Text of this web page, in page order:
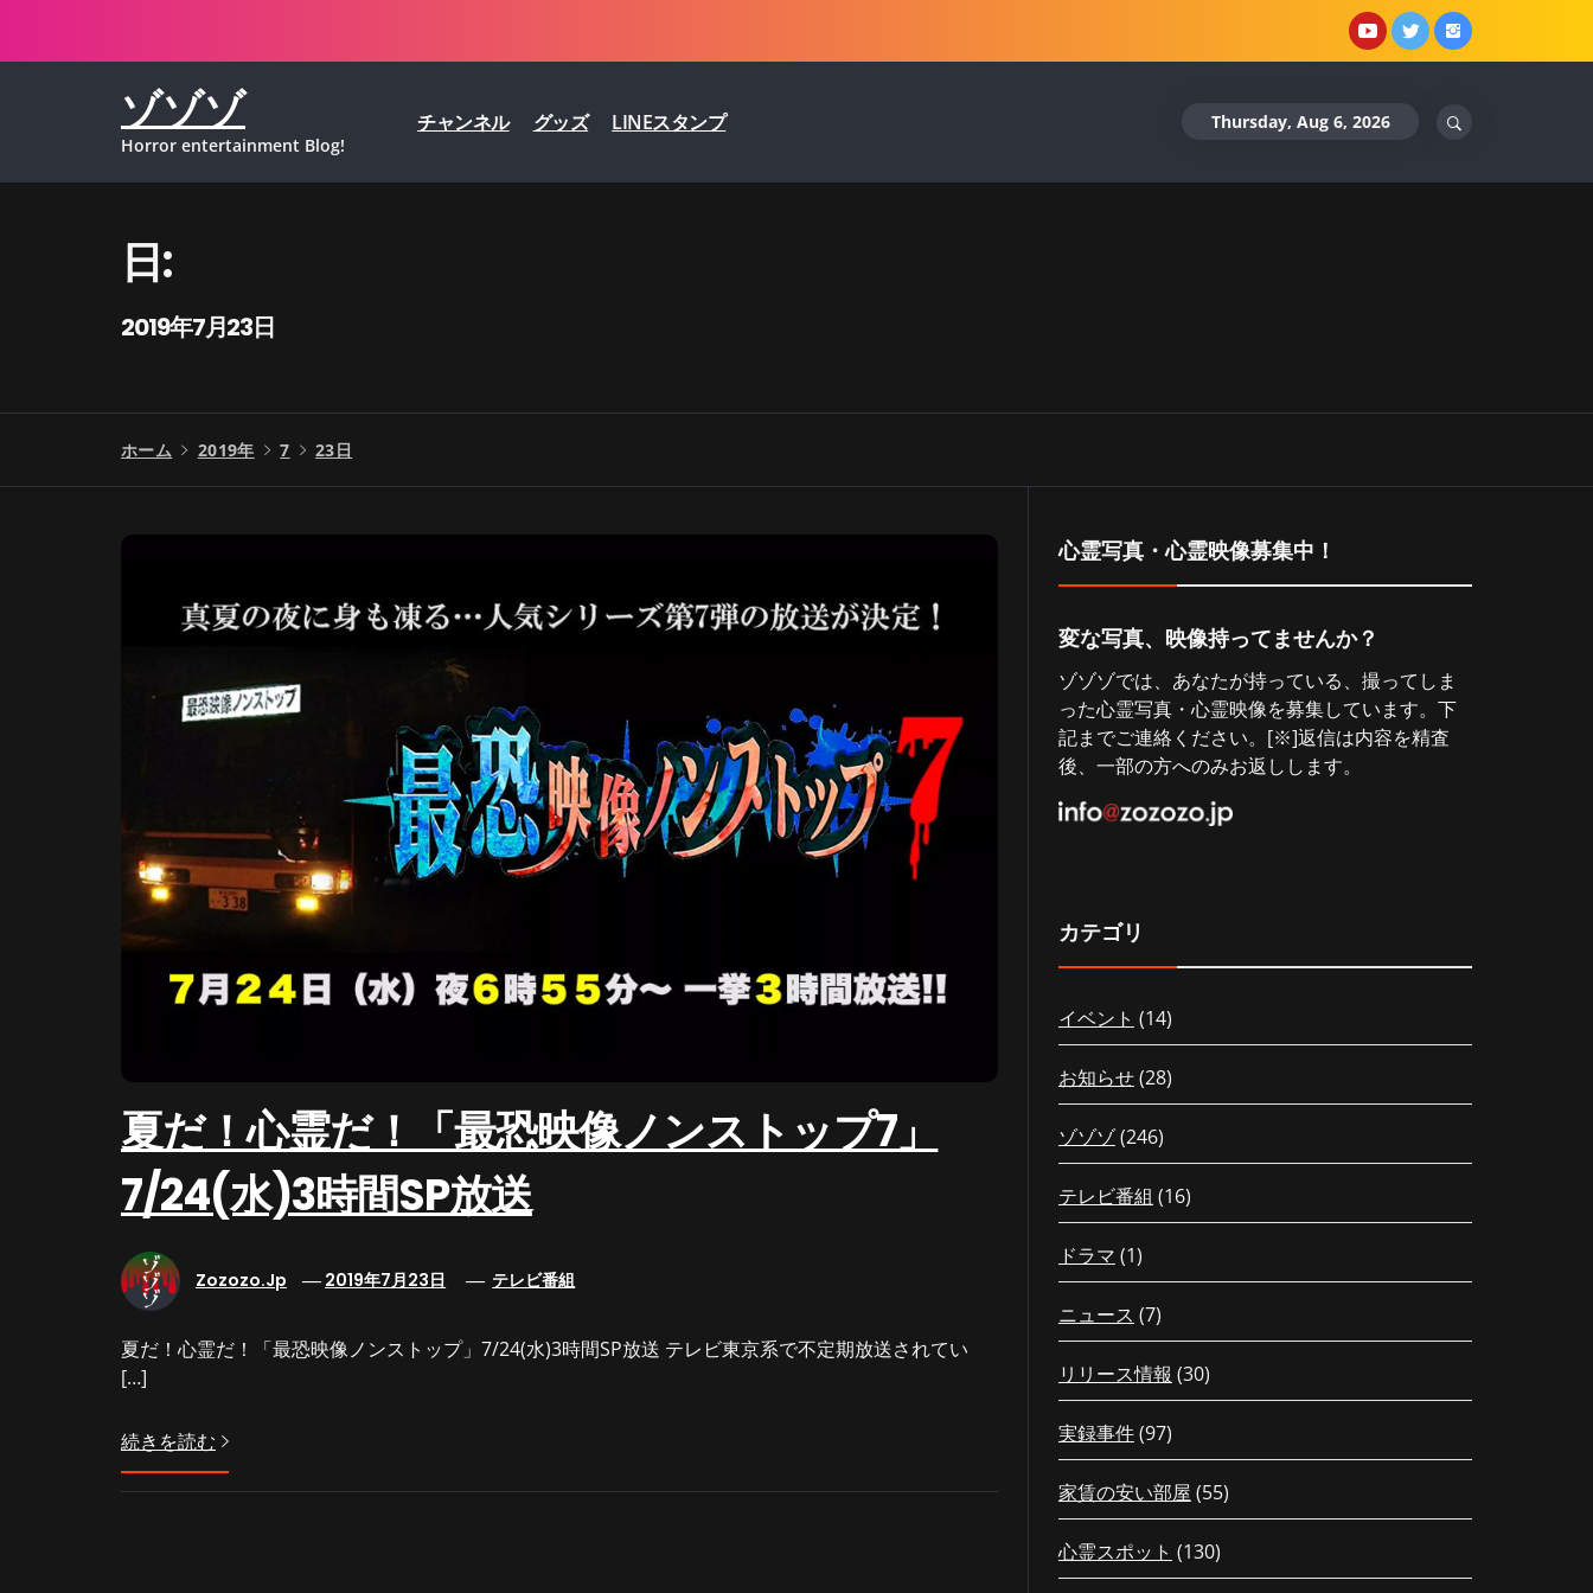
テ
ス
YouTube
X Instagram
ゾゾゾ
Horror entertainment Blog!
チャンネル グッズ LINEスタンプ Thursday, Aug 6, 2026
日:
2019年7月23日
ホーム 2019年 7 23日
夏だ！心霊だ！「最恐映像ノンストップ7」
7/24(水)3時間SP放送
Zozozo.jp 2019年7月23日 テレビ番組
夏だ！心霊だ！「最恐映像ノンストップ」7/24(水)3時間SP放送 テレビ東京系で不定期放送されてい
[…]
続きを読む
心霊写真・心霊映像募集中！
変な写真、映像持ってませんか？
ゾゾゾでは、あなたが持っている、撮ってしま
った心霊写真・心霊映像を募集しています。下
記までご連絡ください。[※]返信は内容を精査
後、一部の方へのみお返しします。
カテゴリ
イベント (14)
お知らせ(28)
ゾゾゾ(246)
テレビ番組 (16)
ドラマ (1)
ニュース (7)
リリース情報 (30)
実録事件(97)
家賃の安い部屋 (55)
心霊スポット (130)